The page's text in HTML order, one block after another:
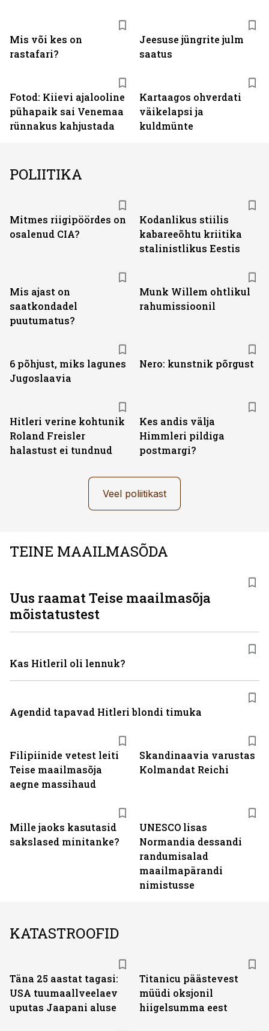
Mis või kes on
rastafari?
Jeesuse jüngrite julm
saatus
Fotod: Kiievi ajalooline
pühapaik sai Venemaa
rünnakus kahjustada
Kartaagos ohverdati
väikelapsi ja
kuldmünte
POLIITIKA
Mitmes riigipöördes on
osalenud CIA?
Kodanlikus stiilis
kabareeõhtu kriitika
stalinistlikus Eestis
Mis ajast on
saatkondadel
puutumatus?
Munk Willem ohtlikul
rahumissioonil
6 põhjust, miks lagunes
Jugoslaavia
Nero: kunstnik põrgust
Hitleri verine kohtunik
Roland Freisler
halastust ei tundnud
Kes andis välja
Himmleri pildiga
postmargi?
Veel poliitikast
TEINE MAAILMASÕDA
Filipiinide vetest leiti
Teise maailmasõja
aegne massihaud
Skandinaavia varustas
Kolmandat Reichi
Mille jaoks kasutasid
sakslased minitanke?
UNESCO lisas
Normandia dessandi
randumisalad
maailmapärandi
nimistusse
Uus raamat Teise maailmasõja
mõistatustest
Kas Hitleril oli lennuk?
Agendid tapavad Hitleri blondi timuka
KATASTROOFID
Täna 25 aastat tagasi:
USA tuumaallveelaev
uputas Jaapani aluse
Titanicu päästevest
müüdi oksjonil
hiigelsumma eest